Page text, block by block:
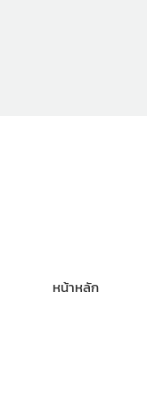
หน้าหลัก